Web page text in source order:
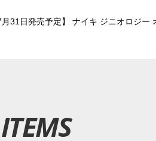
月31日発売予定】 ナイキ ジニオロジー